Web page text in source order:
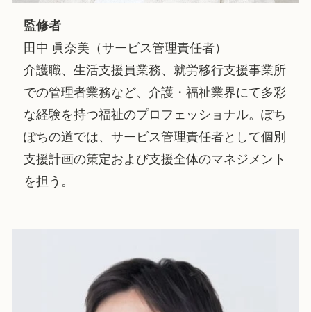
監修者
田中 眞奈美（サービス管理責任者）
介護職、生活支援員業務、就労移行支援事業所
での管理者業務など、介護・福祉業界にて多彩
な経験を持つ福祉のプロフェッショナル。ぽち
ぽちの道では、サービス管理責任者として個別
支援計画の策定および支援全体のマネジメント
を担う。